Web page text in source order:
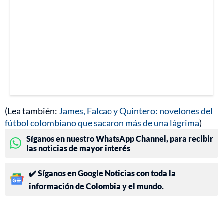
(Lea también: James, Falcao y Quintero: novelones del
fútbol colombiano que sacaron más de una lágrima)
Síganos en nuestro WhatsApp Channel, para recibir
las noticias de mayor interés
✔️ Síganos en Google Noticias con toda la
información de Colombia y el mundo.